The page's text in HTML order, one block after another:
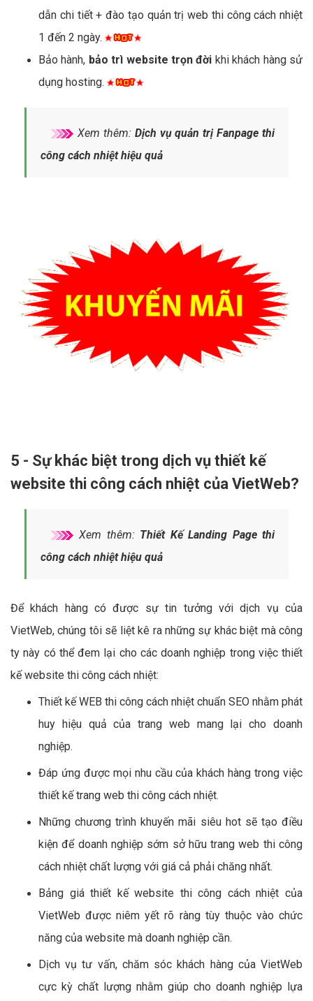
dẫn chi tiết + đào tạo quản trị web thi công cách nhiệt
1 đến 2 ngày.
Bảo hành, bảo trì website trọn đời khi khách hàng sử
dụng hosting.
Xem thêm: Dịch vụ quản trị Fanpage thi
công cách nhiệt hiệu quả
5 - Sự khác biệt trong dịch vụ thiết kế
website thi công cách nhiệt của VietWeb?
Xem thêm: Thiết Kế Landing Page thi
công cách nhiệt hiệu quả
Để khách hàng có được sự tin tưởng với dịch vụ của
VietWeb, chúng tôi sẽ liệt kê ra những sự khác biệt mà công
ty này có thể đem lại cho các doanh nghiệp trong việc thiết
kế website thi công cách nhiệt:
Thiết kế WEB thi công cách nhiệt chuẩn SEO nhằm phát
huy hiệu quả của trang web mang lại cho doanh
nghiệp.
Đáp ứng được mọi nhu cầu của khách hàng trong việc
thiết kế trang web thi công cách nhiệt.
Những chương trình khuyến mãi siêu hot sẽ tạo điều
kiện để doanh nghiệp sớm sở hữu trang web thi công
cách nhiệt chất lượng với giá cả phải chăng nhất.
Bảng giá thiết kế website thi công cách nhiệt của
VietWeb được niêm yết rõ ràng tùy thuộc vào chức
năng của website mà doanh nghiệp cần.
Dịch vụ tư vấn, chăm sóc khách hàng của VietWeb
cực kỳ chất lượng nhằm giúp cho doanh nghiệp lựa